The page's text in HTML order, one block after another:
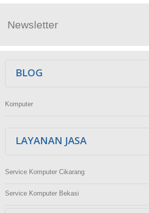
Newsletter
BLOG
Komputer
LAYANAN JASA
Service Komputer Cikarang
Service Komputer Bekasi